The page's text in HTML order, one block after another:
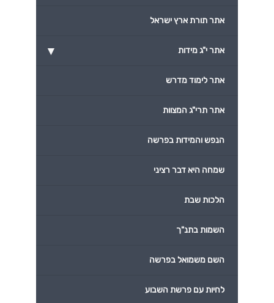
אתר תורת ארץ ישראל
▾ אתר י"ג מידות
אתר לימוד מדרש
אתר תרי"ג המצוות
הנפש והמידות בפרשה
שמחה היא דבר רציני
הלכות שבת
השמות בתנ"ך
השם משמואל בפרשה
לחיות עם פרשת השבוע